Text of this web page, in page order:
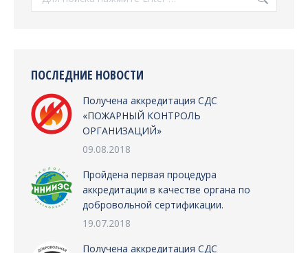
ПОСЛЕДНИЕ НОВОСТИ
Получена аккредитация СДС
«ПОЖАРНЫЙ КОНТРОЛЬ
ОРГАНИЗАЦИЙ»
09.08.2018
Пройдена первая процедура
аккредитации в качестве органа по
добровольной сертификации.
19.07.2018
Получена аккредитация СДС